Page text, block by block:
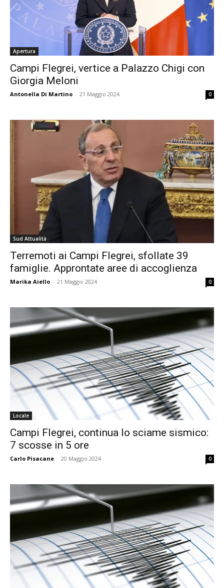
Apertura
Campi Flegrei, vertice a Palazzo Chigi con
Giorgia Meloni
Antonella Di Martino - 21 Maggio 2024 0
Sud Attualità
Terremoti ai Campi Flegrei, sfollate 39
famiglie. Approntate aree di accoglienza
Marika Aiello - 21 Maggio 2024 0
Locale
Campi Flegrei, continua lo sciame sismico:
7 scosse in 5 ore
Carlo Pisacane - 20 Maggio 2024 0